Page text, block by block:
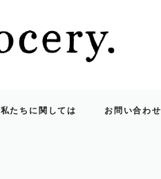
私たちに関しては お問い合わせ